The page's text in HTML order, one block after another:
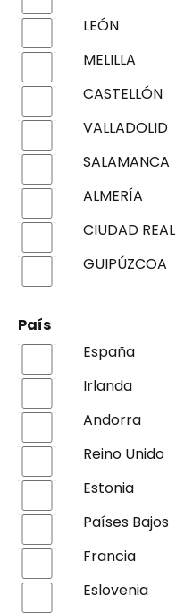
LEÓN
MELILLA
CASTELLÓN
VALLADOLID
SALAMANCA
ALMERÍA
CIUDAD REAL
GUIPÚZCOA
País
España
Irlanda
Andorra
Reino Unido
Estonia
Países Bajos
Francia
Eslovenia